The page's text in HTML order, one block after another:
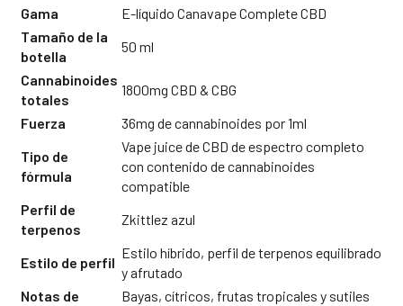
Gama
E-líquido Canavape Complete CBD
Tamaño de la
botella
50 ml
Cannabinoides
totales
1800mg CBD & CBG
Fuerza
36mg de cannabinoides por 1ml
Tipo de
fórmula
Vape juice de CBD de espectro completo
con contenido de cannabinoides
compatible
Perfil de
terpenos
Zkittlez azul
Estilo de perfil
Estilo híbrido, perfil de terpenos equilibrado
y afrutado
Notas de
Bayas, cítricos, frutas tropicales y sutiles